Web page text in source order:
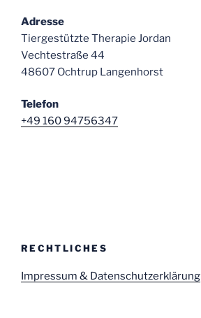
Adresse
Tiergestützte Therapie Jordan
Vechtestraße 44
48607 Ochtrup Langenhorst
Telefon
+49 160 94756347
RECHTLICHES
Impressum & Datenschutzerklärung